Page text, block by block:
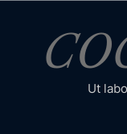
Ut